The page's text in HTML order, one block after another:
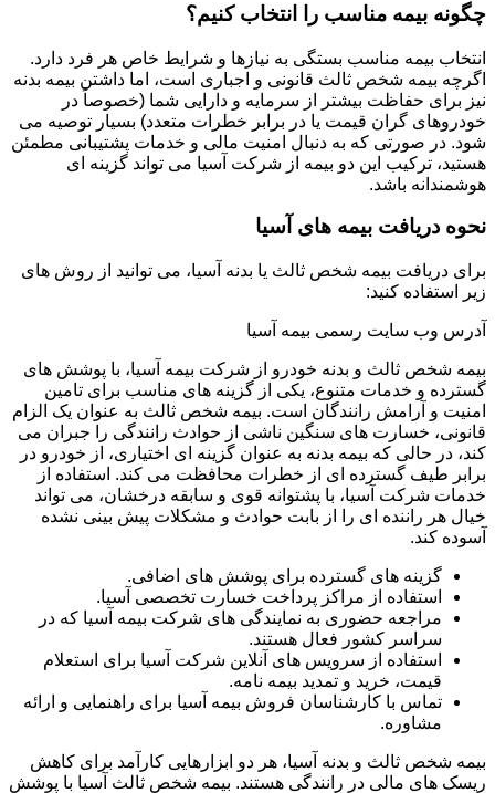
چگونه بیمه مناسب را انتخاب کنیم؟
انتخاب بیمه مناسب بستگی به نیازها و شرایط خاص هر فرد دارد.
اگرچه بیمه شخص ثالث قانونی و اجباری است، اما داشتن بیمه بدنه
نیز برای حفاظت بیشتر از سرمایه و دارایی شما (خصوصاً در
خودروهای گران قیمت یا در برابر خطرات متعدد) بسیار توصیه می
شود. در صورتی که به دنبال امنیت مالی و خدمات پشتیبانی مطمئن
هستید، ترکیب این دو بیمه از شرکت آسیا می تواند گزینه ای
هوشمندانه باشد.
نحوه دریافت بیمه های آسیا
برای دریافت بیمه شخص ثالث یا بدنه آسیا، می توانید از روش های
زیر استفاده کنید:
آدرس وب سایت رسمی بیمه آسیا
بیمه شخص ثالث و بدنه خودرو از شرکت بیمه آسیا، با پوشش های
گسترده و خدمات متنوع، یکی از گزینه های مناسب برای تامین
امنیت و آرامش رانندگان است. بیمه شخص ثالث به عنوان یک الزام
قانونی، خسارت های سنگین ناشی از حوادث رانندگی را جبران می
کند، در حالی که بیمه بدنه به عنوان گزینه ای اختیاری، از خودرو در
برابر طیف گسترده ای از خطرات محافظت می کند. استفاده از
خدمات شرکت آسیا، با پشتوانه قوی و سابقه درخشان، می تواند
خیال هر راننده ای را از بابت حوادث و مشکلات پیش بینی نشده
آسوده کند.
گزینه های گسترده برای پوشش های اضافی.
استفاده از مراکز پرداخت خسارت تخصصی آسیا.
مراجعه حضوری به نمایندگی های شرکت بیمه آسیا که در
سراسر کشور فعال هستند.
استفاده از سرویس های آنلاین شرکت آسیا برای استعلام
قیمت، خرید و تمدید بیمه نامه.
تماس با کارشناسان فروش بیمه آسیا برای راهنمایی و ارائه
مشاوره.
بیمه شخص ثالث و بدنه آسیا، هر دو ابزارهایی کارآمد برای کاهش
ریسک های مالی در رانندگی هستند. بیمه شخص ثالث آسیا با پوشش